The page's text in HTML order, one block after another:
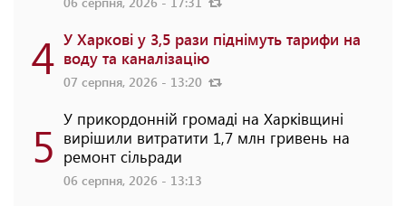
4 У Харкові у 3,5 рази піднімуть тарифи на
воду та каналізацію
07 серпня, 2026 - 13:20
5 У прикордонній громаді на Харківщині
вирішили витратити 1,7 млн гривень на
ремонт сільради
06 серпня, 2026 - 13:13